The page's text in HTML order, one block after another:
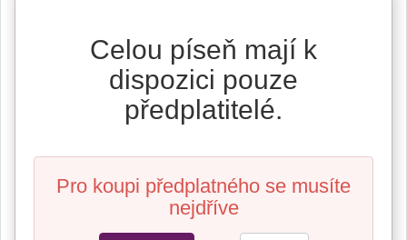
Celou píseň mají k
dispozici pouze
předplatitelé.
Pro koupi předplatného se musíte
nejdříve